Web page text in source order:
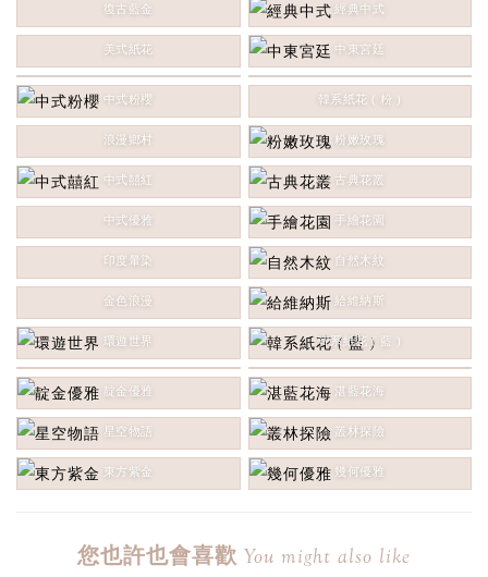
復古藍金 經典中式
美式紙花 中東宮廷
玫瑰鄉村 粉色馬卡龍
中式粉櫻 韓系紙花 ( 粉 )
浪漫鄉村 粉嫩玫瑰
中式囍紅 古典花叢
中式優雅 手繪花園
印度暈染 自然木紋
金色浪漫 給維納斯
環遊世界 韓系紙花 ( 藍 )
綠金閃耀 湖綠情緣
靛金優雅 湛藍花海
星空物語 叢林探險
東方紫金 幾何優雅
您也許也會喜歡 You might also like